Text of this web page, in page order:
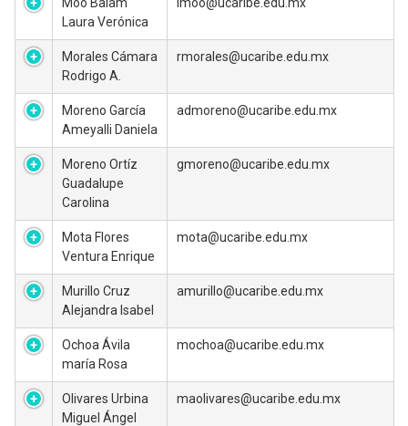
Laura Verónica
Morales Cámara
Rodrigo A.
rmorales@ucaribe.edu.mx
Moreno García
Ameyalli Daniela
admoreno@ucaribe.edu.mx
Moreno Ortíz
Guadalupe
Carolina
gmoreno@ucaribe.edu.mx
Mota Flores
Ventura Enrique
mota@ucaribe.edu.mx
Murillo Cruz
Alejandra Isabel
amurillo@ucaribe.edu.mx
Ochoa Ávila
maría Rosa
mochoa@ucaribe.edu.mx
Olivares Urbina
Miguel Ángel
maolivares@ucaribe.edu.mx